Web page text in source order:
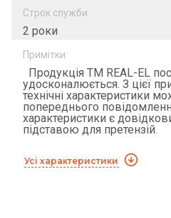
Строк служби
2 роки
Примітки:
Продукція ТМ REAL-EL
удосконалюється. З цієї
технічні характеристики
попереднього
характеристики є
підставою для претензій.
Усі характеристики